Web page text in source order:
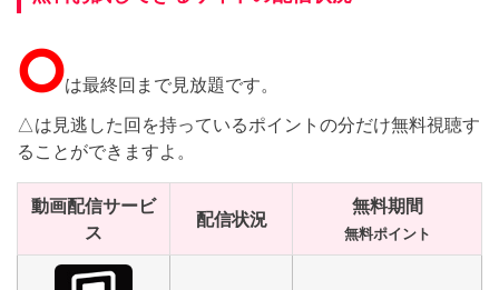
⭘は最終回まで見放題です。
△は見逃した回を持っているポイントの分だけ無料視聴す
ることができますよ。
動画配信サービ
ス
配信状況
無料期間
無料ポイント